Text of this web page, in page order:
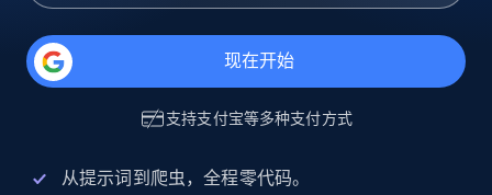
现在开始
支持支付宝等多种支付方式
从提示词到爬虫，全程零代码。